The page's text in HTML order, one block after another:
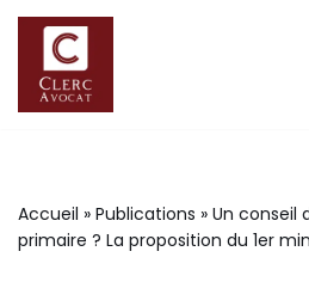
Aller
au
Accueil » Publications » Un conseil
primaire ? La proposition du 1er